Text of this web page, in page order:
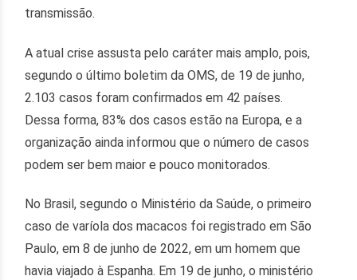
transmissão.
A atual crise assusta pelo caráter mais amplo, pois,
segundo o último boletim da OMS, de 19 de junho,
2.103 casos foram confirmados em 42 países.
Dessa forma, 83% dos casos estão na Europa, e a
organização ainda informou que o número de casos
podem ser bem maior e pouco monitorados.
No Brasil, segundo o Ministério da Saúde, o primeiro
caso de varíola dos macacos foi registrado em São
Paulo, em 8 de junho de 2022, em um homem que
havia viajado à Espanha. Em 19 de junho, o ministério